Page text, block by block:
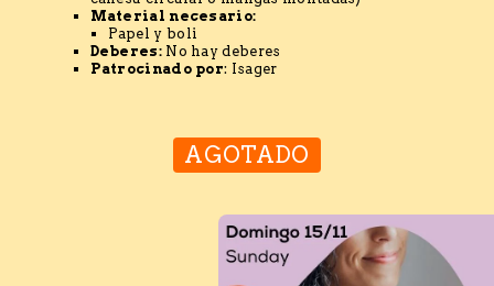
Material necesario:
Papel y boli
Deberes: No hay deberes
Patrocinado por: Isager
AGOTADO